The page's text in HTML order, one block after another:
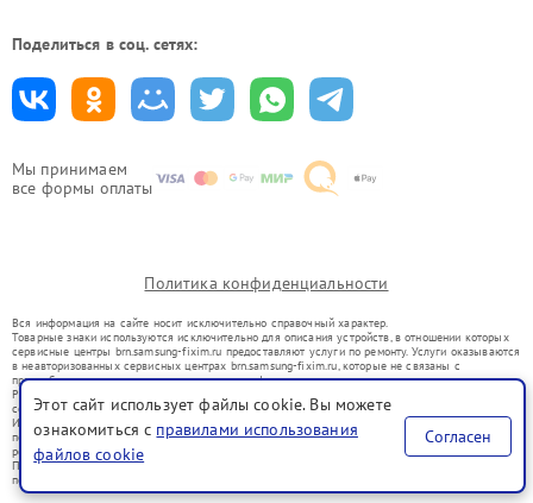
Мы принимаем
все формы оплаты
Поделиться в соц. сетях:
Политика конфиденциальности
Вся информация на сайте носит исключительно справочный характер.
Товарные знаки используются исключительно для описания устройств, в отношении которых
сервисные центры brn.samsung-fixim.ru предоставляют услуги по ремонту. Услуги оказываются
в неавторизованных сервисных центрах brn.samsung-fixim.ru, которые не связаны с
правообладателями товарных знаков или их официальными представителями.
Ремонт осуществляется для устройств, уже введенных в гражданский оборот в соответствии
со статьей 1487 ГК РФ.
Использование товарных знаков не преследует цели индивидуализации услуг или введения
потребителей в заблуждение, а служит для информирования о предоставляемых услугах по
ремонту техники указанных брендов.
Представленная на сайте информация не является публичной офертой, определяемой
положениями Статьи 437(2) Гражданского кодекса РФ
Этот сайт использует файлы cookie. Вы можете
ознакомиться с правилами использования
файлов cookie
Согласен